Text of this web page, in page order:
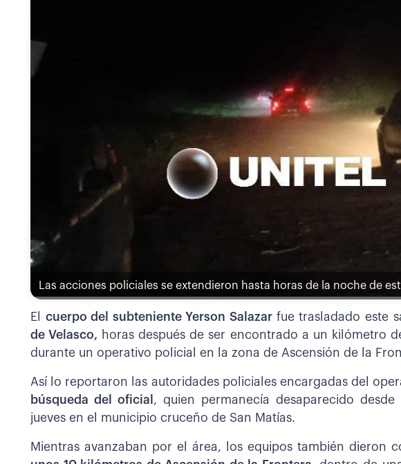
Las acciones policiales se extendieron hasta horas de la noche de
El cuerpo del subteniente Yerson Salazar fue trasladado este
de Velasco, horas después de ser encontrado a un kilómetro
durante un operativo policial en la zona de Ascensión de la
Así lo reportaron las autoridades policiales encargadas del
búsqueda del oficial , quien permanecía desaparecido
jueves en el municipio cruceño de San Matías.
Mientras avanzaban por el área, los equipos también dieron